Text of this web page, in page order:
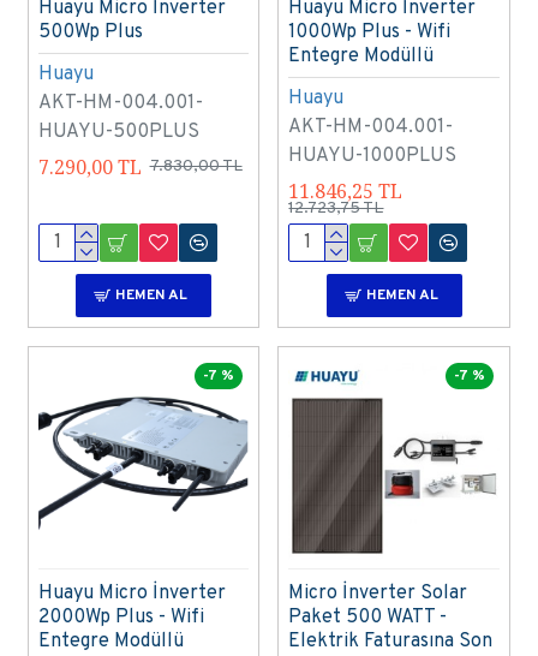
Huayu
AKT-HM-004.001-
HUAYU-500PLUS
Huayu Micro İnverter
500Wp Plus
7.290,00 TL 7.830,00 TL
HEMEN AL
Huayu
AKT-HM-004.001-
HUAYU-1000PLUS
Huayu Micro İnverter
1000Wp Plus - Wifi
Entegre Modüllü
11.846,25 TL
12.723,75 TL
HEMEN AL
-7 %
Huayu Micro İnverter
2000Wp Plus - Wifi
Entegre Modüllü
-7 %
Micro İnverter Solar
Paket 500 WATT -
Elektrik Faturasına Son